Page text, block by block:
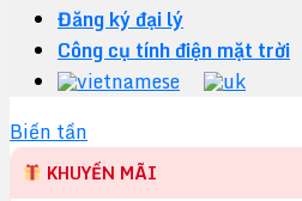
Đăng ký đại lý
Công cụ tính điện mặt trời
Biến tần
KHUYẾN MÃI